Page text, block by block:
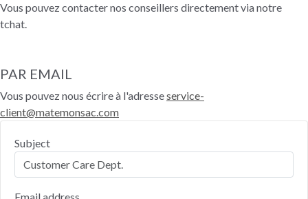
Vous pouvez contacter nos conseillers directement via notre
tchat.
PAR EMAIL
Vous pouvez nous écrire à l'adresseservice-
client@matemonsac.com
Subject